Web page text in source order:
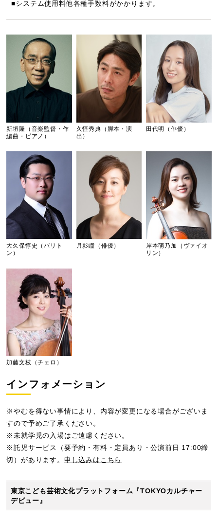
■システム使用料他各種手数料がかかります。
新垣隆（音楽監督・作
編曲・ピアノ）
久恒秀典（脚本・演
出）
田代明（俳優）
大久保惇史（バリト
ン）
月影瞳（俳優）
岸本萌乃加（ヴァイオ
リン）
加藤文枝（チェロ）
インフォメーション
※やむを得ない事情により、内容が変更になる場合がございま
すので予めご了承ください。
※未就学児の入場はご遠慮ください。
※託児サービス（要予約・有料・定員あり・公演前日 17:00締
切）があります。 申し込みはこちら
東京こども芸術文化プラットフォーム『TOKYOカルチャー
デビュー』